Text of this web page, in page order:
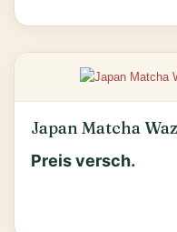
Japan Matcha
Preis versch.